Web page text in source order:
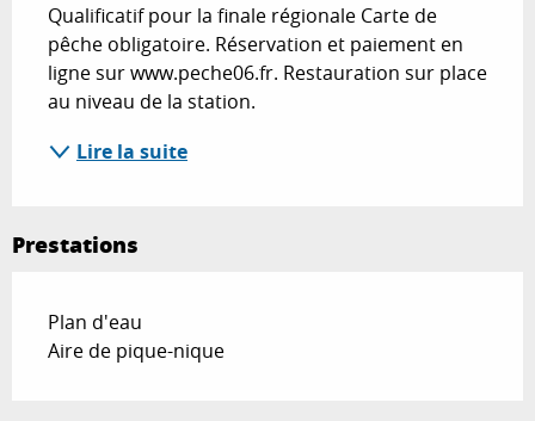
Qualificatif pour la finale régionale Carte de
pêche obligatoire. Réservation et paiement en
ligne sur www.peche06.fr. Restauration sur place
au niveau de la station.
Lire la suite
Prestations
Plan d'eau
Aire de pique-nique